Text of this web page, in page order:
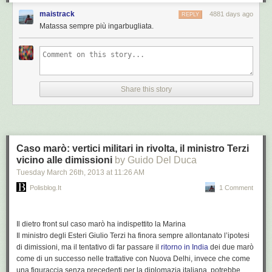
pregandomi di non interferire sulla volontà del sergente
Girone. Non ho minimamente interferito perchè il presidente
cambiato, secondo il racconto di Emiliano: il fuciliere è deciso a tornare
in India e il sindaco vuole vederci chiaro:
direzione, nessuno avesse fatto la stessa operazione al
contrario. Perché, laddove fosse stata fatta questa
operazione, si trattava di una attività secondo me
suscettibile di una valutazione penale.
Ho informato il procuratore militare De Palma del fatto che
Salvatore Girone è partito per Roma con la ferma volontà di
non ripartire per l’India ed è tornato invece, chissà per
quale ragione, convinto di dovere partire ad ogni costo. Ci
maistrack 4881 days ago
REPLY
Matassa sempre più ingarbugliata.
Share this story
Caso marò: vertici militari in rivolta, il ministro Terzi
vicino alle dimissioni by Guido Del Duca
Tuesday March 26th, 2013 at 11:26 AM
Polisblog.it 1 Comment
Il dietro front sul caso marò ha indispettito la Marina
Il ministro degli Esteri Giulio Terzi ha finora sempre allontanato l’ipotesi
di dimissioni, ma il tentativo di far passare il ritorno in India dei due marò
come di un successo nelle trattative con Nuova Delhi, invece che come
una figuraccia senza precedenti per la diplomazia italiana, potrebbe